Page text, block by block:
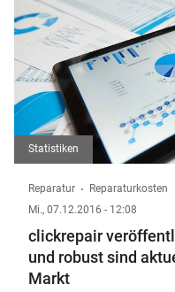
Statistiken
Reparatur
Reparaturkosten
Mi., 07.12.2016 - 12:08
clickrepair
und robust sind
Markt